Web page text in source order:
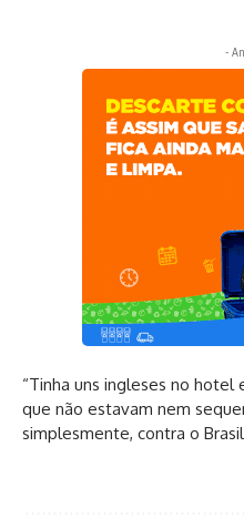
-
“Tinha uns ingleses no
que não estavam nem
simplesmente, contra o